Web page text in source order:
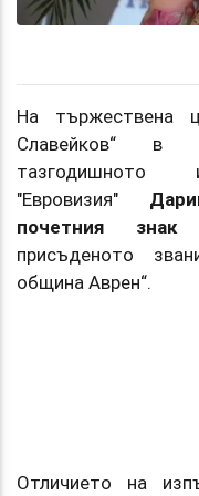
На тържествена
Славейков“ в
"Евровизия"
почетния
присъденото
община Аврен“.
Отличието на